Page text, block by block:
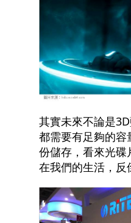
其實未來不論是
都需要有足夠的
份儲存，看來光碟
在我們的生活，反